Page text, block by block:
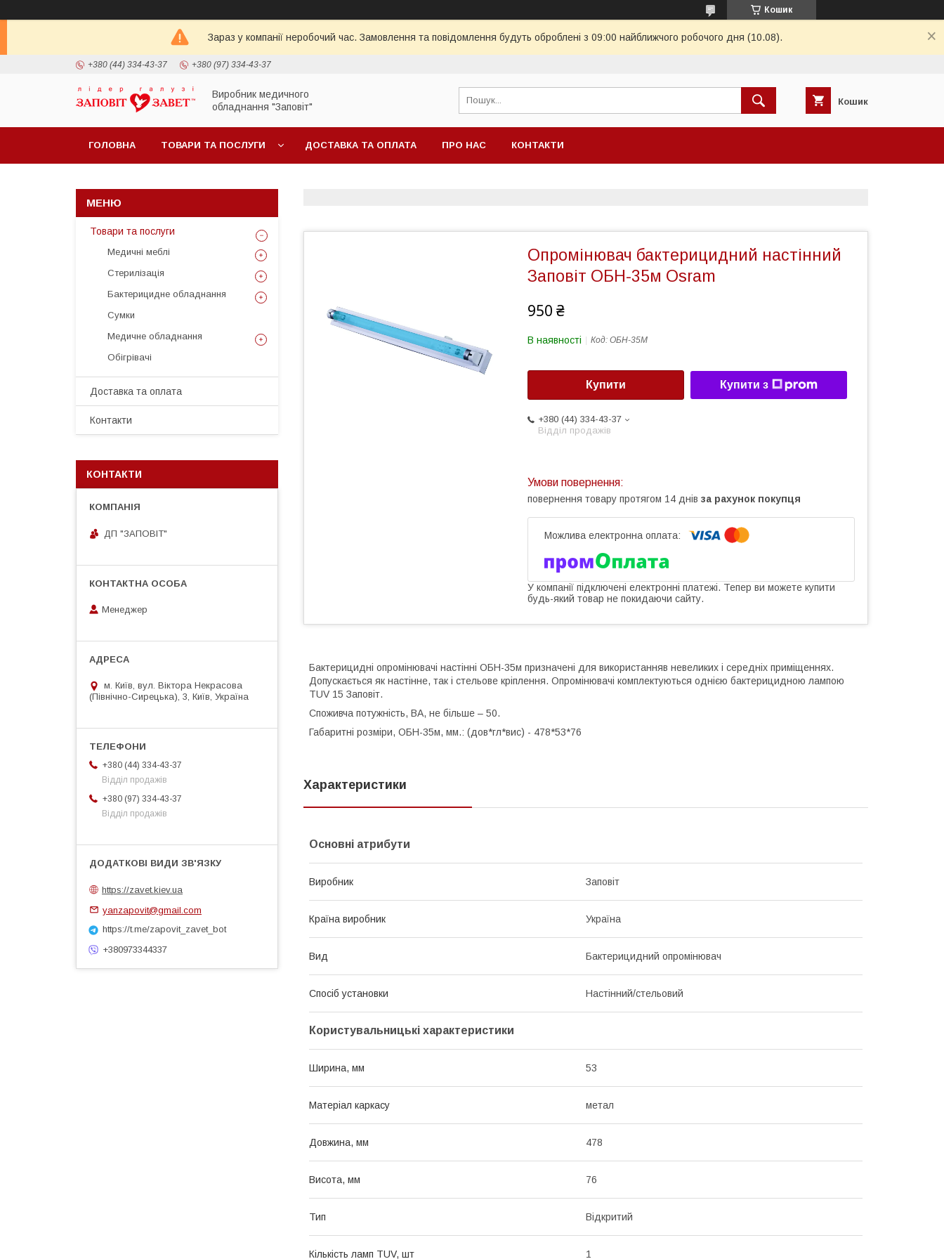
Кошик
Зараз у компанії неробочий час. Замовлення та повідомлення будуть оброблені з 09:00 найближчого робочого дня (10.08).
+380 (44) 334-43-37 +380 (97) 334-43-37
Виробник медичного
обладнання "Заповіт"
Кошик
ГОЛОВНА ТОВАРИ ТА ПОСЛУГИ ДОСТАВКА ТА ОПЛАТА ПРО НАС КОНТАКТИ
Опромінювач бактерицидний настінний
Заповіт ОБН-35м Osram
950 ₴
В наявності Код: ОБН-35М
Купити Купити з
+380 (44) 334-43-37
Відділ продажів
повернення товару протягом 14 днів за рахунок покупця
У компанії підключені електронні платежі. Тепер ви можете купити
будь-який товар не покидаючи сайту.
Бактерицидні опромінювачі настінні ОБН-35м призначені для використанняв невеликих і середніх приміщеннях.
Допускається як настінне, так і стельове кріплення. Опромінювачі комплектуються однією бактерицидною лампою
TUV 15 Заповіт.
Споживча потужність, ВА, не більше – 50.
Габаритні розміри, ОБН-35м, мм.: (дов*гл*вис) - 478*53*76
Характеристики
Основні атрибути
Виробник Заповіт
Країна виробник Україна
Вид Бактерицидний опромінювач
Спосіб установки Настінний/стельовий
Користувальницькі характеристики
Ширина, мм 53
Матеріал каркасу метал
Довжина, мм 478
Висота, мм 76
Тип Відкритий
Кількість ламп TUV, шт 1
Товари та послуги
Медичні меблі
Стерилізація
Бактерицидне обладнання
Сумки
Медичне обладнання
Обігрівачі
Доставка та оплата
Контакти
КОНТАКТИ
ДП "ЗАПОВІТ"
Менеджер
м. Київ, вул. Віктора Некрасова
(Північно-Сирецька), 3, Київ, Україна
+380 (44) 334-43-37
Відділ продажів
+380 (97) 334-43-37
Відділ продажів
https://zavet.kiev.ua
yanzapovit@gmail.com
https://t.me/zapovit_zavet_bot
+380973344337